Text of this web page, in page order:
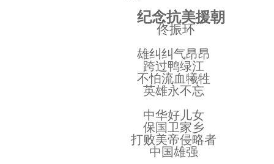
纪念抗美援朝
佟振环
雄纠纠气昂昂
跨过鸭绿江
不怕流血犧牲
英雄永不忘
中华好儿女
保国卫家乡
打败美帝侵略者
中国雄强